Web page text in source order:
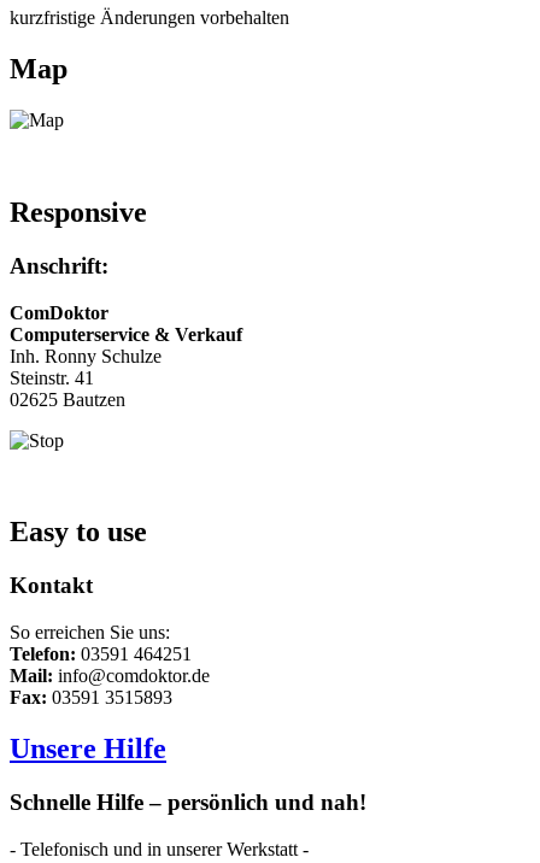
kurzfristige Änderungen vorbehalten
Map
Responsive
Anschrift:
ComDoktor
Computerservice & Verkauf
Inh. Ronny Schulze
Steinstr. 41
02625 Bautzen
Easy to use
Kontakt
So erreichen Sie uns:
Telefon: 03591 464251
Mail: info@comdoktor.de
Fax: 03591 3515893
Unsere Hilfe
Schnelle Hilfe – persönlich und nah!
- Telefonisch und in unserer Werkstatt -